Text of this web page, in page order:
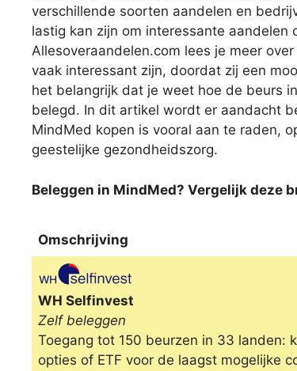
verschillende soorten aandelen en
lastig kan zijn om interessante aandelen
Allesoveraandelen.com lees je meer
vaak interessant zijn, doordat zij een
het belangrijk dat je weet hoe de beurs
belegd. In dit artikel wordt er aandacht
MindMed kopen is vooral aan te raden,
geestelijke gezondheidszorg.
Beleggen in MindMed? Vergelijk deze
Omschrijving
Omschrijving
WH Selfinvest
Zelf beleggen
Toegang tot 150 beurzen in 33 landen:
opties of ETF voor de laagst mogelijke